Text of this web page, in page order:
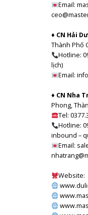
Email:
♦ CN Hải
Thành Phố
Hotline:
lịch)
Email:
♦ CN Nha
Phong,
Tel:
Hotline:
inbound –
Email:
Website: